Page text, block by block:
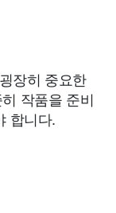
장히 중요한
작품을 준비
합니다.